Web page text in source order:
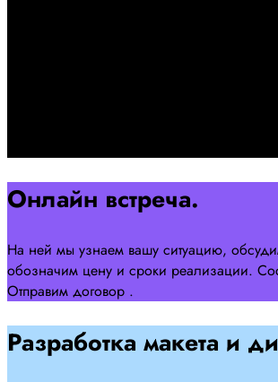
Онлайн встреча.
На ней мы узнаем вашу ситуацию,
обозначим цену и сроки реализации.
Отправим договор .
Разработка макета и